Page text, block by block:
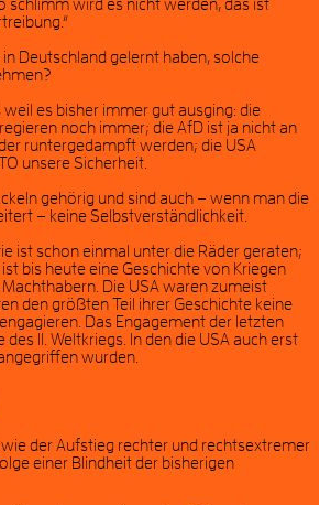
schlimm wird es nicht werden, das ist
Deutschland gelernt haben, solche
es bisher immer gut ausging: die
noch immer; die AfD ist ja nicht an
runtergedampft werden; die USA
unsere Sicherheit.
gehörig und sind auch – wenn man die
– keine Selbstverständlichkeit.
ist schon einmal unter die Räder geraten;
bis heute eine Geschichte von Kriegen
Die USA waren zumeist
den größten Teil ihrer Geschichte keine
engagieren. Das Engagement der letzten
des II. Weltkriegs. In den die USA auch erst
wurden.
der Aufstieg rechter und rechtsextremer
einer Blindheit der bisherigen